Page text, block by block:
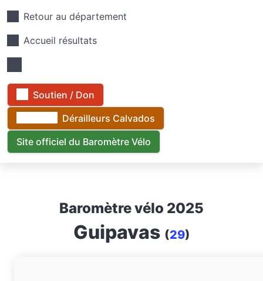
Retour au département
Accueil résultats
Soutien / Don
Dérailleurs Calvados
Site officiel du Baromètre Vélo
Baromètre vélo 2025
Guipavas (29)